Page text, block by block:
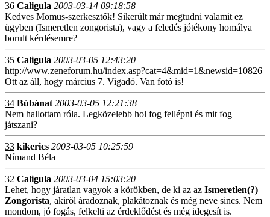
36 Caligula 2003-03-14 09:18:58
Kedves Momus-szerkesztők! Sikerült már megtudni valamit ez
ügyben (Ismeretlen zongorista), vagy a feledés jótékony homálya
borult kérdésemre?
35 Caligula 2003-03-05 12:43:20
http://www.zeneforum.hu/index.asp?cat=4&mid=1&newsid=10826
Ott az áll, hogy március 7. Vigadó. Van fotó is!
34 Búbánat 2003-03-05 12:21:38
Nem hallottam róla. Legközelebb hol fog fellépni és mit fog
játszani?
33 kikerics 2003-03-05 10:25:59
Nímand Béla
32 Caligula 2003-03-04 15:03:20
Lehet, hogy járatlan vagyok a körökben, de ki az az Ismeretlen(?)
Zongorista, akiről áradoznak, plakátoznak és még neve sincs. Nem
mondom, jó fogás, felkelti az érdeklődést és még idegesít is.